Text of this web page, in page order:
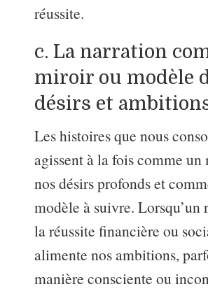
réussite.
c. La narration
miroir ou modèle
désirs et
Les histoires que nous
agissent à la fois comme
nos désirs profonds et
modèle à suivre. Lorsqu’un
la réussite financière ou
alimente nos ambitions,
manière consciente ou